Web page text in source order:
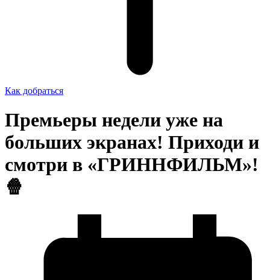
Как добраться
Премьеры недели уже на
больших экранах! Приходи и
смотри в «ГРИННФИЛЬМ»!
🍿